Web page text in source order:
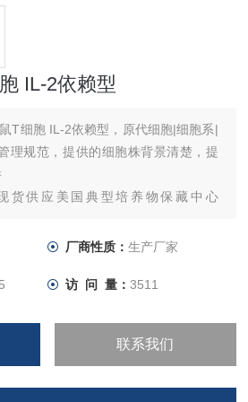
IL-2依赖型
T细胞 IL-2依赖型，原代细胞|细胞系|
理规范，提供的细胞株背景清楚，提
货供应美国典型培养物保藏中心
厂商性质： 生产厂家
访 问 量： 3511
联系我们